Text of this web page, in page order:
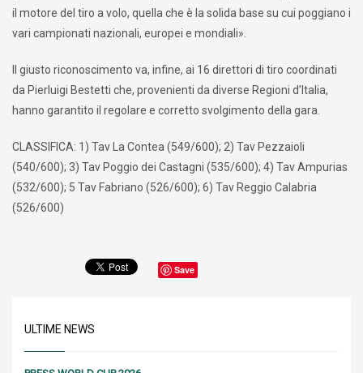
il motore del tiro a volo, quella che è la solida base su cui poggiano i
vari campionati nazionali, europei e mondiali».
Il giusto riconoscimento va, infine, ai 16 direttori di tiro coordinati
da Pierluigi Bestetti che, provenienti da diverse Regioni d’Italia,
hanno garantito il regolare e corretto svolgimento della gara.
CLASSIFICA: 1) Tav La Contea (549/600); 2) Tav Pezzaioli
(540/600); 3) Tav Poggio dei Castagni (535/600); 4) Tav Ampurias
(532/600); 5 Tav Fabriano (526/600); 6) Tav Reggio Calabria
(526/600)
Save
ULTIME NEWS